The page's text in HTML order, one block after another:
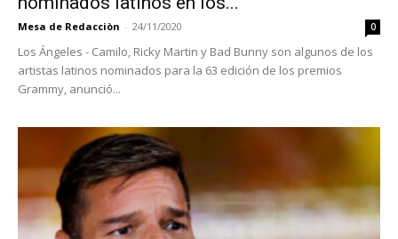
Mesa de Redacciòn - 24/11/2020 0
Los Ángeles - Camilo, Ricky Martin y Bad Bunny son algunos de los
artistas latinos nominados para la 63 edición de los premios
Grammy, anunció...